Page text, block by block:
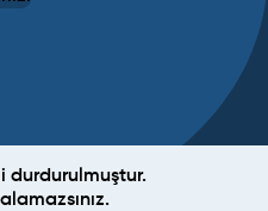
durdurulmuştur.